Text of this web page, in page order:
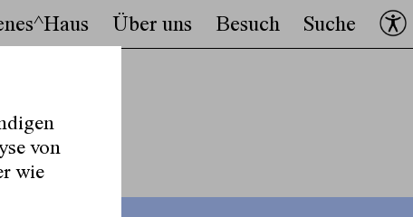
Über uns Besuch Suche
von
wie